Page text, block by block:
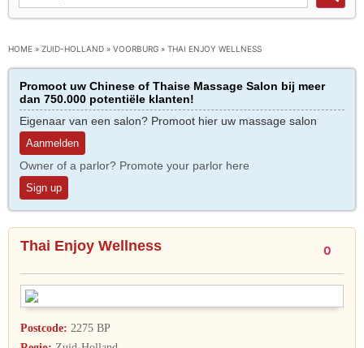
HOME » ZUID-HOLLAND » VOORBURG » THAI ENJOY WELLNESS
Promoot uw Chinese of Thaise Massage Salon bij meer
dan 750.000 potentiële klanten!
Eigenaar van een salon? Promoot hier uw massage salon
Aanmelden
Owner of a parlor? Promote your parlor here
Sign up
Thai Enjoy Wellness 0
Postcode: 2275 BP